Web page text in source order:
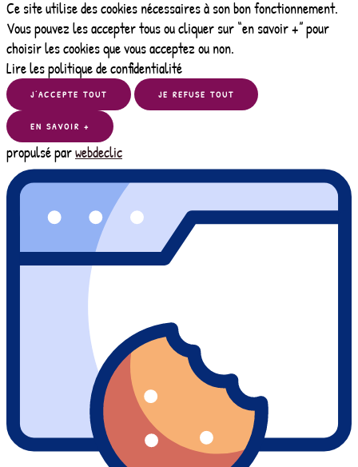
Ce site utilise des cookies nécessaires à son bon fonctionnement.
Vous pouvez les accepter tous ou cliquer sur “en savoir +” pour
choisir les cookies que vous acceptez ou non.
Lire les politique de confidentialité
J’ACCEPTE TOUT JE REFUSE TOUT
EN SAVOIR +
propulsé parwebdeclic